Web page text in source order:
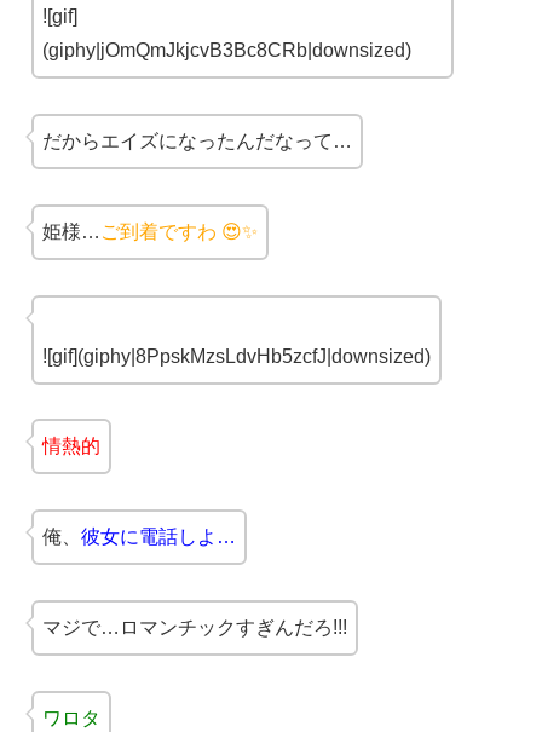
![gif]
(giphy|jOmQmJkjcvB3Bc8CRb|downsized)
だからエイズになったんだなって…
姫様… ご到着ですわ 😍✨
![gif](giphy|8PpskMzsLdvHb5zcfJ|downsized)
情熱的
俺、 彼女に電話しよ…
マジで…ロマンチックすぎんだろ!!!
ワロタ